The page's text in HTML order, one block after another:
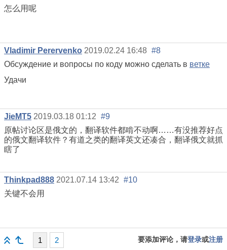
怎么用呢
Vladimir Perervenko 2019.02.24 16:48 #8
Обсуждение и вопросы по коду можно сделать в ветке
Удачи
JieMT5 2019.03.18 01:12 #9
原帖讨论区是俄文的，翻译软件都啃不动啊……有没推荐好点
的俄文翻译软件？有道之类的翻译英文还凑合，翻译俄文就抓
瞎了
Thinkpad888 2021.07.14 13:42 #10
关键不会用
1 2 要添加评论，请登录或注册